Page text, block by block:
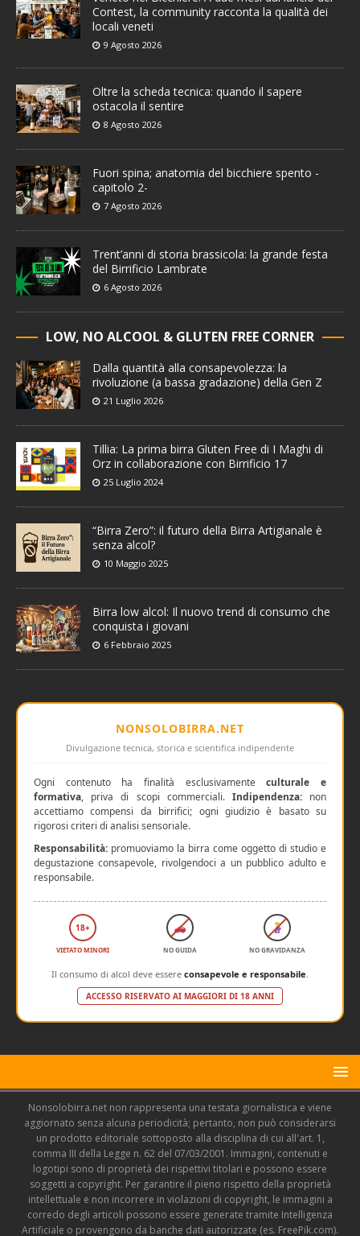
Contest, la community racconta la qualità dei
locali veneti
9 Agosto 2026
Oltre la scheda tecnica: quando il sapere
ostacola il sentire
8 Agosto 2026
Fuori spina; anatomia del bicchiere spento -
capitolo 2-
7 Agosto 2026
Trent’anni di storia brassicola: la grande festa
del Birrificio Lambrate
6 Agosto 2026
LOW, NO ALCOOL & GLUTEN FREE CORNER
Dalla quantità alla consapevolezza: la
rivoluzione (a bassa gradazione) della Gen Z
21 Luglio 2026
Tillia: La prima birra Gluten Free di I Maghi di
Orz in collaborazione con Birrificio 17
25 Luglio 2024
“Birra Zero”: il futuro della Birra Artigianale è
senza alcol?
10 Maggio 2025
Birra low alcol: Il nuovo trend di consumo che
conquista i giovani
6 Febbraio 2025
NONSOLOBIRRA.NET
Divulgazione tecnica, storica e scientifica indipendente
Ogni contenuto ha finalità esclusivamenteculturale e
formativa, priva di scopi commerciali. Indipendenza:non
accettiamo compensi da birrifici; ogni giudizio è basato su
rigorosi criteri di analisi sensoriale.
Responsabilità: promuoviamo la birra come oggetto di studio e
degustazione consapevole, rivolgendoci a un pubblico adulto e
responsabile.
18+
VIETATO MINORI NO GUIDA NO GRAVIDANZA
Il consumo di alcol deve essere consapevole e responsabile.
ACCESSO RISERVATO AI MAGGIORI DI 18 ANNI
Nonsolobirra.net non rappresenta una testata giornalistica e viene
aggiornato senza alcuna periodicità; pertanto, non può considerarsi
un prodotto editoriale sottoposto alla disciplina di cui all'art. 1,
comma III della Legge n. 62 del 07/03/2001. Immagini, contenuti e
logotipi sono di proprietà dei rispettivi titolari e possono essere
soggetti a copyright. Per garantire il pieno rispetto della proprietà
intellettuale e non incorrere in violazioni di copyright, le immagini a
corredo degli articoli possono essere generate tramite Intelligenza
Artificiale o provengono da banche dati autorizzate (es. FreePik.com).